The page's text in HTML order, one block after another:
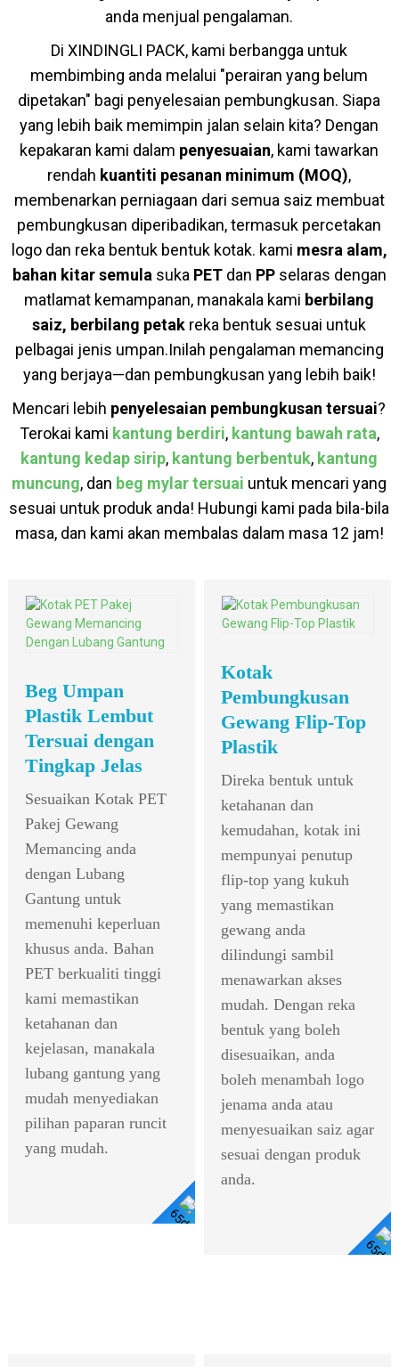
anda menjual pengalaman.
Di XINDINGLI PACK, kami berbangga untuk
membimbing anda melalui "perairan yang belum
dipetakan" bagi penyelesaian pembungkusan. Siapa
yang lebih baik memimpin jalan selain kita? Dengan
kepakaran kami dalam penyesuaian, kami tawarkan
rendah kuantiti pesanan minimum (MOQ),
membenarkan perniagaan dari semua saiz membuat
pembungkusan diperibadikan, termasuk percetakan
logo dan reka bentuk bentuk kotak. kami mesra alam,
bahan kitar semula suka PETdan PPselaras dengan
matlamat kemampanan, manakala kami berbilang
saiz, berbilang petak reka bentuk sesuai untuk
pelbagai jenis umpan.Inilah pengalaman memancing
yang berjaya—dan pembungkusan yang lebih baik!
Mencari lebih penyelesaian pembungkusan tersuai?
Terokai kami kantung berdiri, kantung bawah rata,
kantung kedap sirip, kantung berbentuk, kantung
muncung, dan beg mylar tersuai untuk mencari yang
sesuai untuk produk anda! Hubungi kami pada bila-bila
masa, dan kami akan membalas dalam masa 12 jam!
Beg Umpan
Plastik Lembut
Tersuai dengan
Tingkap Jelas
Sesuaikan Kotak PET
Pakej Gewang
Memancing anda
dengan Lubang
Gantung untuk
memenuhi keperluan
khusus anda. Bahan
PET berkualiti tinggi
kami memastikan
ketahanan dan
kejelasan, manakala
lubang gantung yang
mudah menyediakan
pilihan paparan runcit
yang mudah.
Kotak
Pembungkusan
Gewang Flip-Top
Plastik
Direka bentuk untuk
ketahanan dan
kemudahan, kotak ini
mempunyai penutup
flip-top yang kukuh
yang memastikan
gewang anda
dilindungi sambil
menawarkan akses
mudah. Dengan reka
bentuk yang boleh
disesuaikan, anda
boleh menambah logo
jenama anda atau
menyesuaikan saiz agar
sesuai dengan produk
anda.